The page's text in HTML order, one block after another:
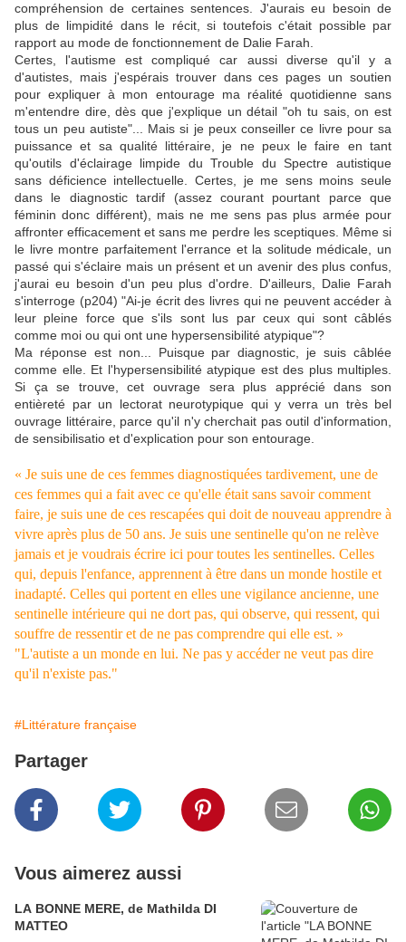
compréhension de certaines sentences. J'aurais eu besoin de
plus de limpidité dans le récit, si toutefois c'était possible par
rapport au mode de fonctionnement de Dalie Farah.
Certes, l'autisme est compliqué car aussi diverse qu'il y a
d'autistes, mais j'espérais trouver dans ces pages un soutien
pour expliquer à mon entourage ma réalité quotidienne sans
m'entendre dire, dès que j'explique un détail "oh tu sais, on est
tous un peu autiste"... Mais si je peux conseiller ce livre pour sa
puissance et sa qualité littéraire, je ne peux le faire en tant
qu'outils d'éclairage limpide du Trouble du Spectre autistique
sans déficience intellectuelle. Certes, je me sens moins seule
dans le diagnostic tardif (assez courant pourtant parce que
féminin donc différent), mais ne me sens pas plus armée pour
affronter efficacement et sans me perdre les sceptiques. Même si
le livre montre parfaitement l'errance et la solitude médicale, un
passé qui s'éclaire mais un présent et un avenir des plus confus,
j'aurai eu besoin d'un peu plus d'ordre. D'ailleurs, Dalie Farah
s'interroge (p204) "Ai-je écrit des livres qui ne peuvent accéder à
leur pleine force que s'ils sont lus par ceux qui sont câblés
comme moi ou qui ont une hypersensibilité atypique"?
Ma réponse est non... Puisque par diagnostic, je suis câblée
comme elle. Et l'hypersensibilité atypique est des plus multiples.
Si ça se trouve, cet ouvrage sera plus apprécié dans son
entièreté par un lectorat neurotypique qui y verra un très bel
ouvrage littéraire, parce qu'il n'y cherchait pas outil d'information,
de sensibilisatio et d'explication pour son entourage.
« Je suis une de ces femmes diagnostiquées tardivement, une de
ces femmes qui a fait avec ce qu'elle était sans savoir comment
faire, je suis une de ces rescapées qui doit de nouveau apprendre à
vivre après plus de 50 ans. Je suis une sentinelle qu'on ne relève
jamais et je voudrais écrire ici pour toutes les sentinelles. Celles
qui, depuis l'enfance, apprennent à être dans un monde hostile et
inadapté. Celles qui portent en elles une vigilance ancienne, une
sentinelle intérieure qui ne dort pas, qui observe, qui ressent, qui
souffre de ressentir et de ne pas comprendre qui elle est. »
"L'autiste a un monde en lui. Ne pas y accéder ne veut pas dire
qu'il n'existe pas."
#Littérature française
Partager
Vous aimerez aussi
LA BONNE MERE, de Mathilda DI
MATTEO